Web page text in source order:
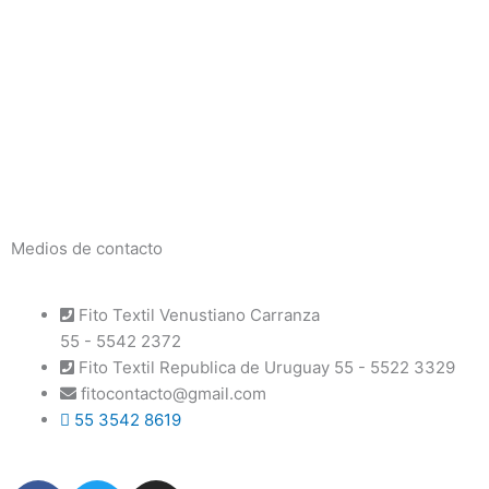
Medios de contacto
Fito Textil Venustiano Carranza
55 - 5542 2372
Fito Textil Republica de Uruguay 55 - 5522 3329
fitocontacto@gmail.com
55 3542 8619